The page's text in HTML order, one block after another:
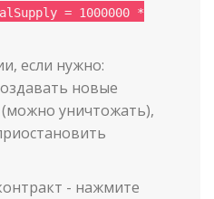
= 1000000 *
если нужно:
новые
(можно уничтожать),
- нажмите